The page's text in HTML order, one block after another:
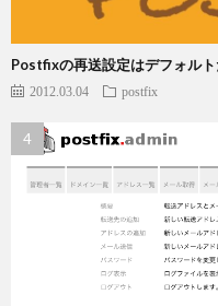
Postfixの再送設定はデフォル
2012.03.04 postfix